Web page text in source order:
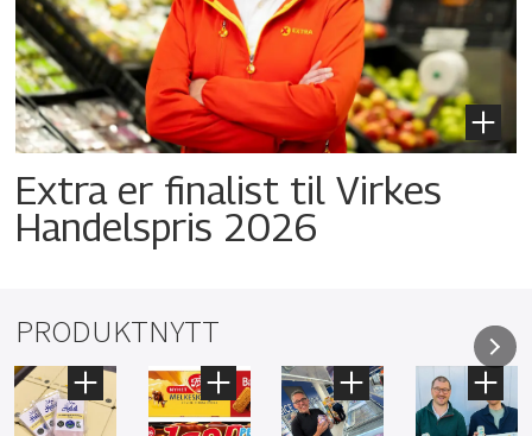
Extra er finalist til Virkes
Handelspris 2026
PRODUKTNYTT